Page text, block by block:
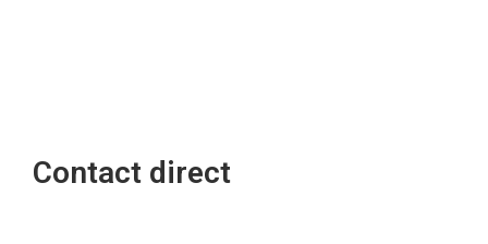
Contact direct